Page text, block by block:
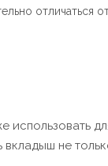
отличаться
использовать
не